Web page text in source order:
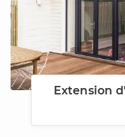
Extension